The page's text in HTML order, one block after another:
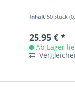
Inhalt 50 Stück
25,95 € *
Ab Lager